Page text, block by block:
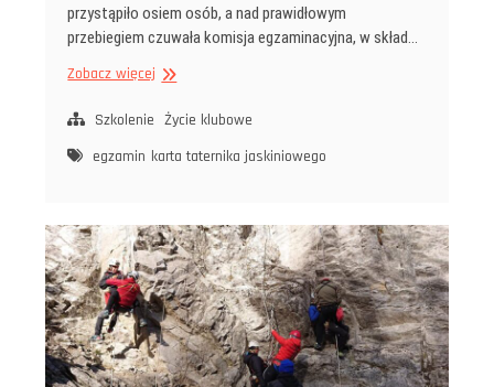
przystąpiło osiem osób, a nad prawidłowym
przebiegiem czuwała komisja egzaminacyjna, w skład…
Zobacz więcej Egzamin
Karta
Jaskiniowego
Szkolenie Życie klubowe
egzamin karta taternika jaskiniowego